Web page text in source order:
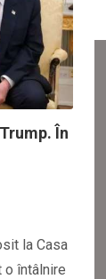
În
la Casa
o întâlnire